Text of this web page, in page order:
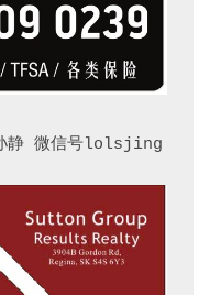
静 微信号lolsjing